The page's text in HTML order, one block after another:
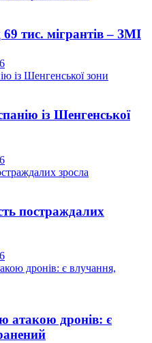
тис. мігрантів – ЗМІ
із Шенгенської
постраждалих
атакою дронів: є